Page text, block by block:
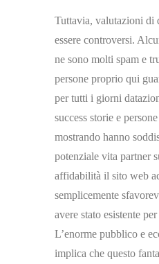
Tuttavia, valutazioni di
essere controversi.
ne sono molti spam e
persone proprio qui
per tutti i giorni
success storie e
mostrando hanno
potenziale vita partner
affidabilità il sito web
semplicemente
avere stato esistente
L’enorme pubblico e
implica che questo